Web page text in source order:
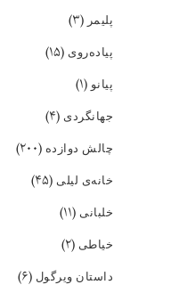
پلیمر (۳)
پیاده‌روی (۱۵)
پیانو(۱)
جهانگردی (۴)
چالش دوازده (۲۰۰)
خانه‌ی لیلی (۴۵)
خلبانی (۱۱)
خیاطی (۲)
داستان ویرگول (۶)